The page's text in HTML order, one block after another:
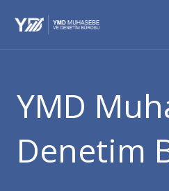
YMD
Denetim